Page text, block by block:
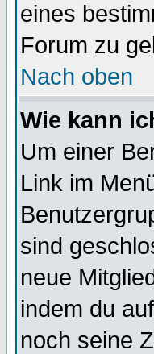
eines
Forum zu
Nach oben
Wie kann
Um einer
Link im
sind
neue
indem du
noch seine